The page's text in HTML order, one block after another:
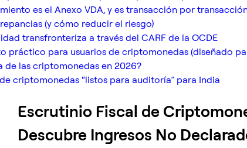
es el Anexo VDA, y es transacción por
(y cómo reducir el riesgo)
transfronteriza a través del CARF de la OCDE
práctico para usuarios de criptomonedas (diseñado
de las criptomonedas en 2026?
criptomonedas “listos para auditoría” para India
Escrutinio Fiscal de
Descubre Ingresos No